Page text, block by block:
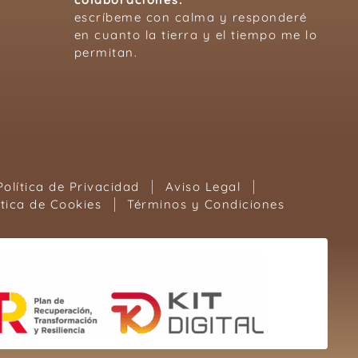
escríbeme con calma y responderé
en cuanto la tierra y el tiempo me lo
permitan.
de Privacidad
Aviso Legal
de Cookies
Términos y Condiciones